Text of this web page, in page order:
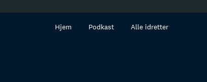
innhold
Hjem Podkast Alle idretter